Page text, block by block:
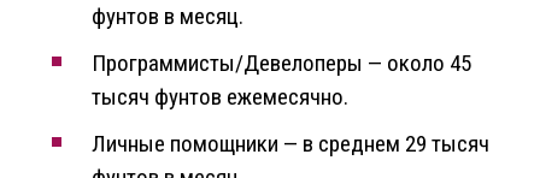
фунтов в месяц.
Программисты/Девелоперы — около 45
тысяч фунтов ежемесячно.
Личные помощники — в среднем 29 тысяч